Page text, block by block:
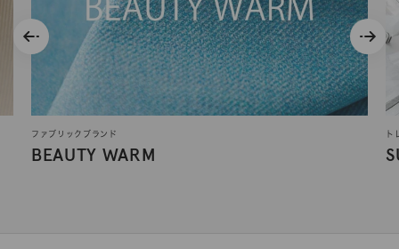
ファブリックブランド
BEAUTY WARM
ト